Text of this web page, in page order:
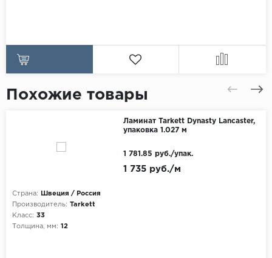
Похожие товары
Ламинат Tarkett Dynasty Lancaster,
упаковка 1.027 м
Страна:
Швеция / Россия
Производитель: Tarkett
Класс: 33
Толщина, мм: 12
1 735 руб./м
1 781.85 руб./упак.